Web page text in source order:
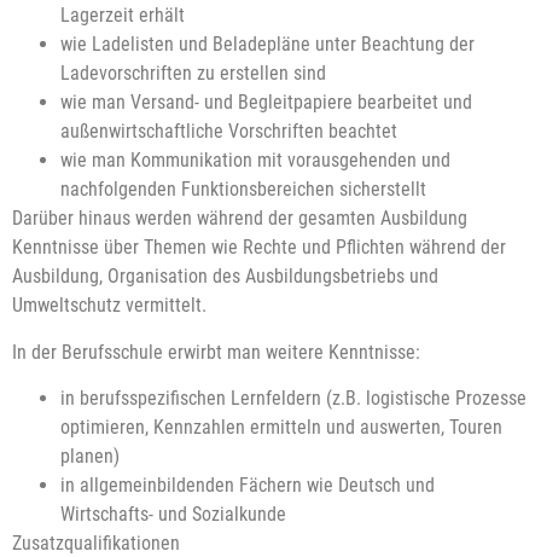
Lagerzeit erhält
wie Ladelisten und Beladepläne unter Beachtung der
Ladevorschriften zu erstellen sind
wie man Versand- und Begleitpapiere bearbeitet und
außenwirtschaftliche Vorschriften beachtet
wie man Kommunikation mit vorausgehenden und
nachfolgenden Funktionsbereichen sicherstellt
Darüber hinaus werden während der gesamten Ausbildung
Kenntnisse über Themen wie Rechte und Pflichten während der
Ausbildung, Organisation des Ausbildungsbetriebs und
Umweltschutz vermittelt.
In der Berufsschule erwirbt man weitere Kenntnisse:
in berufsspezifischen Lernfeldern (z.B. logistische Prozesse
optimieren, Kennzahlen ermitteln und auswerten, Touren
planen)
in allgemeinbildenden Fächern wie Deutsch und
Wirtschafts- und Sozialkunde
Zusatzqualifikationen